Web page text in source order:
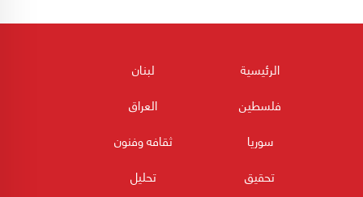
الرئيسية
لبنان
فلسطين
العراق
سوريا
ثقافه وفنون
تحقيق
تحليل